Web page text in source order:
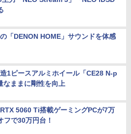
「DENON HOME」サウンドを体感
1ピースアルミホイール「CE28 N-p
なままに剛性を向上
5060 Ti搭載ゲーミングPCが7万
フで30万円台！